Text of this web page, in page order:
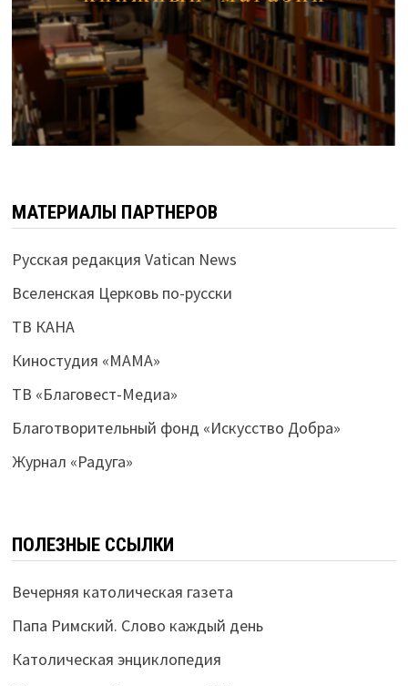
МАТЕРИАЛЫ ПАРТНЕРОВ
Русская редакция Vatican News
Вселенская Церковь по-русски
ТВ КАНА
Киностудия «МАМА»
ТВ «Благовест-Медиа»
Благотворительный фонд «Искусство Добра»
Журнал «Радуга»
ПОЛЕЗНЫЕ ССЫЛКИ
Вечерняя католическая газета
Папа Римский. Слово каждый день
Католическая энциклопедия